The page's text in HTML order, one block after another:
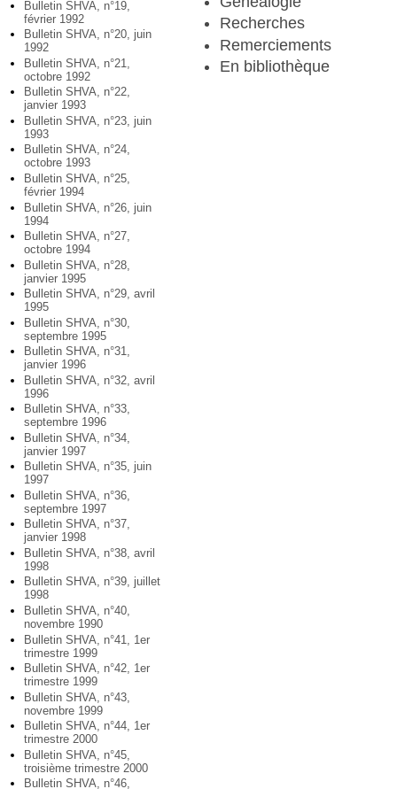
Bulletin SHVA, n°19,
février 1992
Bulletin SHVA, n°20, juin
1992
Bulletin SHVA, n°21,
octobre 1992
Bulletin SHVA, n°22,
janvier 1993
Bulletin SHVA, n°23, juin
1993
Bulletin SHVA, n°24,
octobre 1993
Bulletin SHVA, n°25,
février 1994
Bulletin SHVA, n°26, juin
1994
Bulletin SHVA, n°27,
octobre 1994
Bulletin SHVA, n°28,
janvier 1995
Bulletin SHVA, n°29, avril
1995
Bulletin SHVA, n°30,
septembre 1995
Bulletin SHVA, n°31,
janvier 1996
Bulletin SHVA, n°32, avril
1996
Bulletin SHVA, n°33,
septembre 1996
Bulletin SHVA, n°34,
janvier 1997
Bulletin SHVA, n°35, juin
1997
Bulletin SHVA, n°36,
septembre 1997
Bulletin SHVA, n°37,
janvier 1998
Bulletin SHVA, n°38, avril
1998
Bulletin SHVA, n°39, juillet
1998
Bulletin SHVA, n°40,
novembre 1990
Bulletin SHVA, n°41, 1er
trimestre 1999
Bulletin SHVA, n°42, 1er
trimestre 1999
Bulletin SHVA, n°43,
novembre 1999
Bulletin SHVA, n°44, 1er
trimestre 2000
Bulletin SHVA, n°45,
troisième trimestre 2000
Bulletin SHVA, n°46,
Recherches
Remerciements
En bibliothèque